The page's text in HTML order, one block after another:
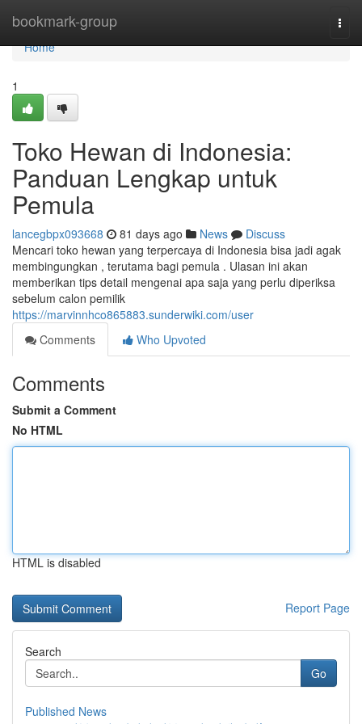
bookmark-group
Home
Home
1
Toko Hewan di Indonesia:
Panduan Lengkap untuk
Pemula
lancegbpx093668 81 days ago News
Discuss
Mencari toko hewan yang terpercaya di Indonesia bisa jadi agak
membingungkan , terutama bagi pemula . Ulasan ini akan
memberikan tips detail mengenai apa saja yang perlu diperiksa
sebelum calon pemilik
https://marvinnhco865883.sunderwiki.com/user
Comments
Who Upvoted
Comments
Submit a Comment
No HTML
HTML is disabled
Report Page
Search
Go
Published News